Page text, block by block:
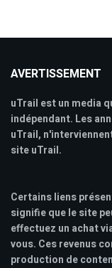
AVERTISSEMENT
uTrail est un media
indépendant. Les
uTrail,
site uTrail.
Certains liens
signifie que le site
effectuez un achat
vous. Ces revenus
production de